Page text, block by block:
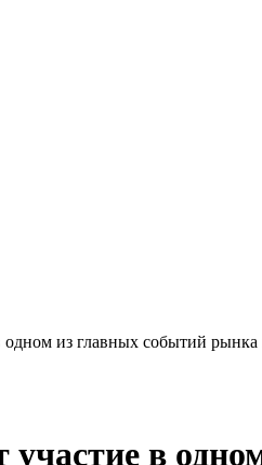
одном из главных событий
участие в